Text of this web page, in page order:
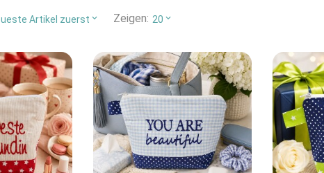
Artikel zuerst Zeigen: 20